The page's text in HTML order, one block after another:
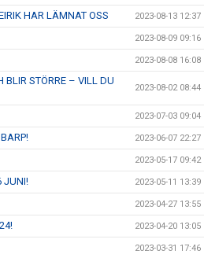
HAR LÄMNAT OSS 2023-08-13 12:37
2023-08-09 09:16
2023-08-08 16:08
BLIR STÖRRE – VILL DU
2023-08-02 08:44
2023-07-03 09:04
2023-06-07 22:27
2023-05-17 09:42
JUNI! 2023-05-11 13:39
2023-04-27 13:55
2023-04-20 13:05
2023-03-31 17:46